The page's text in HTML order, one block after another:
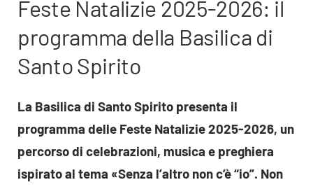
Feste Natalizie 2025-2026: il
programma della Basilica di
Santo Spirito
La Basilica di Santo Spirito presenta il
programma delle Feste Natalizie 2025-2026, un
percorso di celebrazioni, musica e preghiera
ispirato al tema «Senza l’altro non c’è “io”. Non